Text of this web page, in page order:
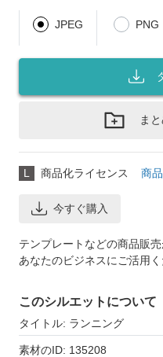
JPEG PNG
ま
L 商品化ライセンス 商
今すぐ購入
テンプレートなどの商品販
あなたのビジネスにご活用く
このシルエットについて
タイトル: ランニング
素材のID: 135208